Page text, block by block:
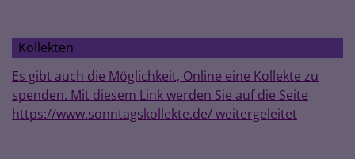
Kollekten
Es gibt auch die Möglichkeit, Online eine Kollekte zu
spenden. Mit diesem Link werden Sie auf die Seite
https://www.sonntagskollekte.de/ weitergeleitet